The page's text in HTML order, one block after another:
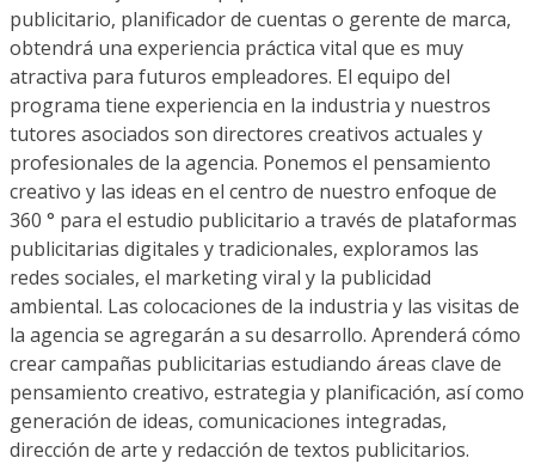
publicitario, planificador de cuentas o gerente de marca,
obtendrá una experiencia práctica vital que es muy
atractiva para futuros empleadores. El equipo del
programa tiene experiencia en la industria y nuestros
tutores asociados son directores creativos actuales y
profesionales de la agencia. Ponemos el pensamiento
creativo y las ideas en el centro de nuestro enfoque de
360 ​​° para el estudio publicitario a través de plataformas
publicitarias digitales y tradicionales, exploramos las
redes sociales, el marketing viral y la publicidad
ambiental. Las colocaciones de la industria y las visitas de
la agencia se agregarán a su desarrollo. Aprenderá cómo
crear campañas publicitarias estudiando áreas clave de
pensamiento creativo, estrategia y planificación, así como
generación de ideas, comunicaciones integradas,
dirección de arte y redacción de textos publicitarios.